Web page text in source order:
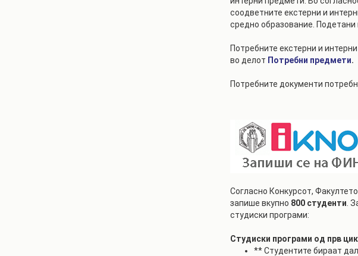
соодветните екстерни и
средно образование.
Потребните екстерни и
во делот Потребни предмети.
Потребните документи
Согласно Конкурсот,
запише вкупно 800 студенти .
студиски програми:
Студиски програми од прв
** Студентите бираат